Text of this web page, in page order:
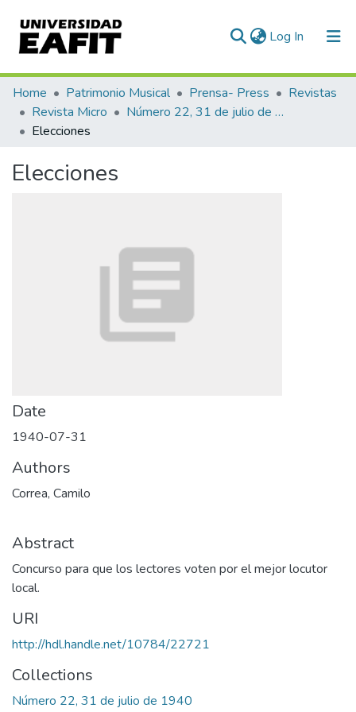
Log In (current)
Communities & Collections
All of DSpace
Home Patrimonio Musical Prensa- Press
Revistas
Revista Micro
Número 22, 31 de julio de 1940
Elecciones
Elecciones
Date
1940-07-31
Authors
Correa, Camilo
Abstract
Concurso para que los lectores voten por el mejor locutor
local.
URI
http://hdl.handle.net/10784/22721
Collections
Número 22, 31 de julio de 1940